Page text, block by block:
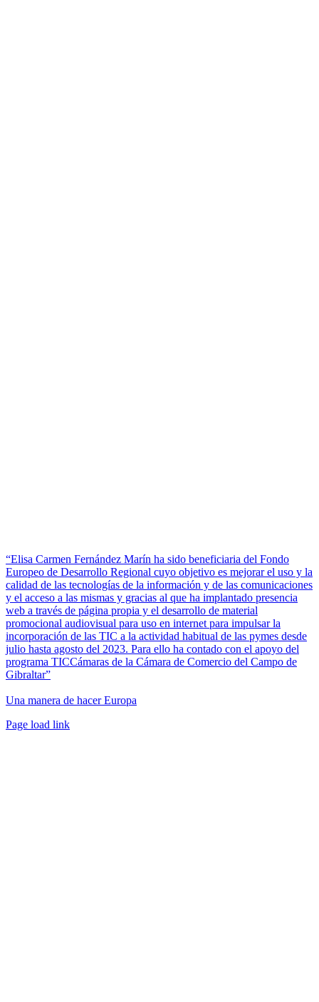
“Elisa Carmen Fernández Marín ha sido beneficiaria del Fondo
Europeo de Desarrollo Regional cuyo objetivo es mejorar el uso y la
calidad de las tecnologías de la información y de las comunicaciones
y el acceso a las mismas y gracias al que ha implantado presencia
web a través de página propia y el desarrollo de material
promocional audiovisual para uso en internet para impulsar la
incorporación de las TIC a la actividad habitual de las pymes desde
julio hasta agosto del 2023. Para ello ha contado con el apoyo del
programa TICCámaras de la Cámara de Comercio del Campo de
Gibraltar”
Una manera de hacer Europa
Facebook
Twitter
Instagram
Pinterest
Page load link